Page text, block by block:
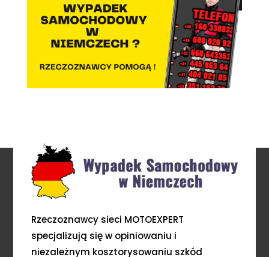
Rzeczoznawcy sieci MOTOEXPERT
specjalizują się w opiniowaniu i
niezależnym kosztorysowaniu szkód